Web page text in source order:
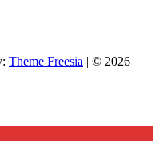
Theme Freesia | © 2026